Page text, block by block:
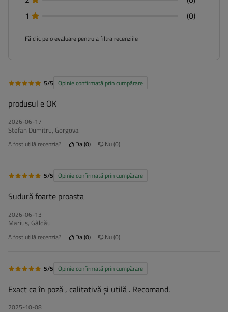
1
(0)
Fă clic pe o evaluare pentru a filtra recenziile
5/5 Opinie confirmată prin cumpărare
produsul e OK
2026-06-17
Stefan Dumitru, Gorgova
A fost utilă recenzia? Da 0 Nu 0
5/5 Opinie confirmată prin cumpărare
Sudură foarte proasta
2026-06-13
Marius, Gâldău
A fost utilă recenzia? Da 0 Nu 0
5/5 Opinie confirmată prin cumpărare
Exact ca în poză , calitativă și utilă . Recomand.
2025-10-08